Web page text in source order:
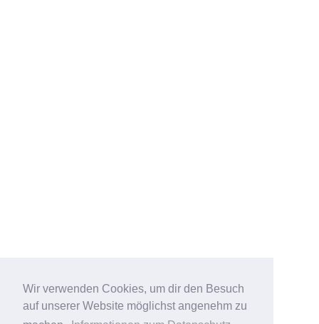
Wir verwenden Cookies, um dir den Besuch
auf unserer Website möglichst angenehm zu